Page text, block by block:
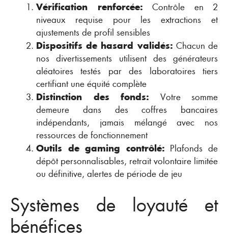
Vérification renforcée: Contrôle en 2
niveaux requise pour les extractions et
ajustements de profil sensibles
Dispositifs de hasard validés: Chacun de
nos divertissements utilisent des générateurs
aléatoires testés par des laboratoires tiers
certifiant une équité complète
Distinction des fonds: Votre somme
demeure dans des coffres bancaires
indépendants, jamais mélangé avec nos
ressources de fonctionnement
Outils de gaming contrôlé: Plafonds de
dépôt personnalisables, retrait volontaire limitée
ou définitive, alertes de période de jeu
Systèmes de loyauté et
bénéfices